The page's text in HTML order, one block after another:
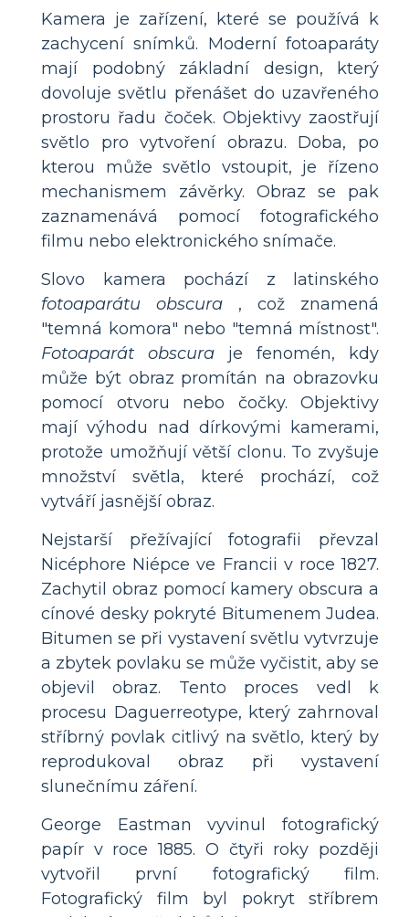
Kamera je zařízení, které se používá k
zachycení snímků. Moderní fotoaparáty
mají podobný základní design, který
dovoluje světlu přenášet do uzavřeného
prostoru řadu čoček. Objektivy zaostřují
světlo pro vytvoření obrazu. Doba, po
kterou může světlo vstoupit, je řízeno
mechanismem závěrky. Obraz se pak
zaznamenává pomocí fotografického
filmu nebo elektronického snímače.
Slovo kamera pochází z latinského
fotoaparátu obscura , což znamená
"temná komora" nebo "temná místnost".
Fotoaparát obscura je fenomén, kdy
může být obraz promítán na obrazovku
pomocí otvoru nebo čočky. Objektivy
mají výhodu nad dírkovými kamerami,
protože umožňují větší clonu. To zvyšuje
množství světla, které prochází, což
vytváří jasnější obraz.
Nejstarší přežívající fotografii převzal
Nicéphore Niépce ve Francii v roce 1827.
Zachytil obraz pomocí kamery obscura a
cínové desky pokryté Bitumenem Judea.
Bitumen se při vystavení světlu vytvrzuje
a zbytek povlaku se může vyčistit, aby se
objevil obraz. Tento proces vedl k
procesu Daguerreotype, který zahrnoval
stříbrný povlak citlivý na světlo, který by
reprodukoval obraz při vystavení
slunečnímu záření.
George Eastman vyvinul fotografický
papír v roce 1885. O čtyři roky později
vytvořil první fotografický film.
Fotografický film byl pokryt stříbrem